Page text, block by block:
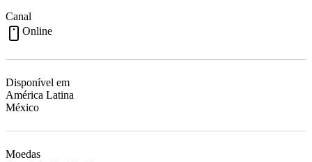
Canal
Online
Disponível em
América Latina
México
Moedas